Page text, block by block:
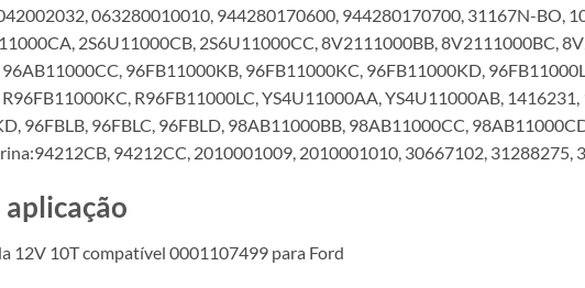
063280010010, 944280170600, 944280170700, 31167N-BO,
2S6U11000CB, 2S6U11000CC, 8V2111000BB, 8V2111000BC,
96FB11000KB, 96FB11000KC, 96FB11000KD,
R96FB11000LC, YS4U11000AA, YS4U11000AB,
96FBLB, 96FBLC, 96FBLD, 98AB11000BB, 98AB11000CC,
94212CC, 2010001009, 2010001010, 30667102, 31288275,
aplicação
12V 10T compatível 0001107499 para Ford